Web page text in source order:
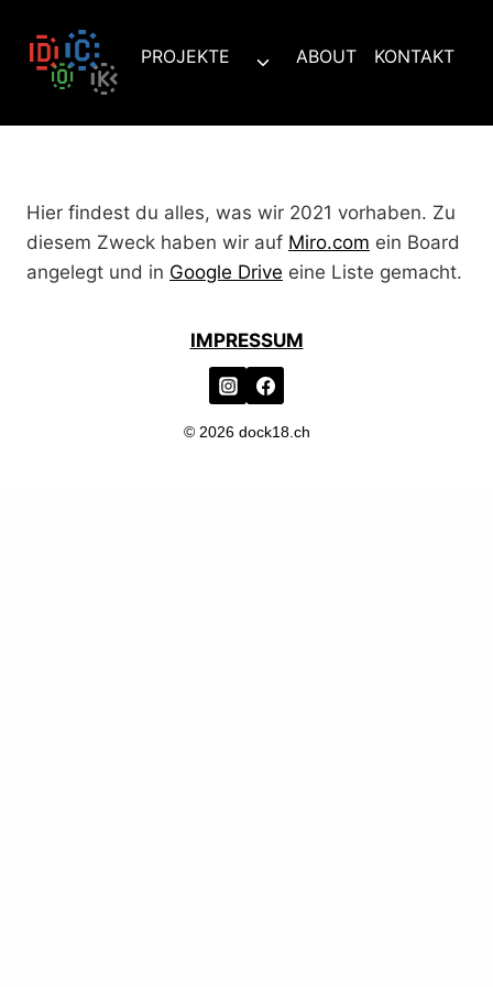
Inhalt
springen
PROJEKTE
Untermenü
ABOUT KONTAKT
Hier findest du alles, was wir 2021 vorhaben. Zu
diesem Zweck haben wir auf Miro.com ein Board
angelegt und in Google Drive eine Liste gemacht.
IMPRESSUM
© 2026 dock18.ch